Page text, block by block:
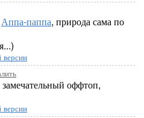
Аппа-паппа, природа сама по
замечательный оффтоп,